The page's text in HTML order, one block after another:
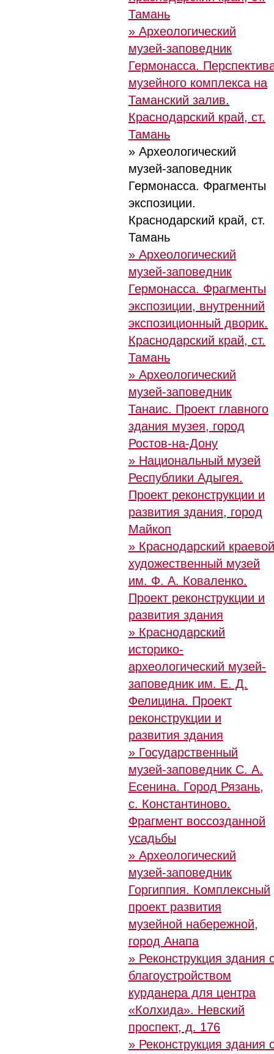
Тамань
» Археологический
музей-заповедник
Гермонасса.
музейного комплекса на
Таманский залив.
Краснодарский край, ст.
Тамань
» Археологический
музей-заповедник
Гермонасса. Фрагменты
экспозиции.
Краснодарский край, ст.
Тамань
» Археологический
музей-заповедник
Гермонасса. Фрагменты
экспозиции, внутренний
экспозиционный дворик.
Краснодарский край, ст.
Тамань
» Археологический
музей-заповедник
Танаис. Проект главного
здания музея, город
Ростов-на-Дону
» Национальный музей
Республики Адыгея.
Проект реконструкции и
развития здания, город
Майкоп
» Краснодарский краевой
художественный музей
им. Ф. А. Коваленко.
Проект реконструкции и
развития здания
» Краснодарский
историко-
археологический музей-
заповедник им. Е. Д.
Фелицина. Проект
реконструкции и
развития здания
» Государственный
музей-заповедник С. А.
Есенина. Город Рязань,
с. Константиново.
Фрагмент воссозданной
усадьбы
» Археологический
музей-заповедник
Горгиппия. Комплексный
проект развития
музейной набережной,
город Анапа
» Реконструкция здания
благоустройством
курданера для центра
«Колхида». Невский
проспект, д. 176
» Реконструкция здания